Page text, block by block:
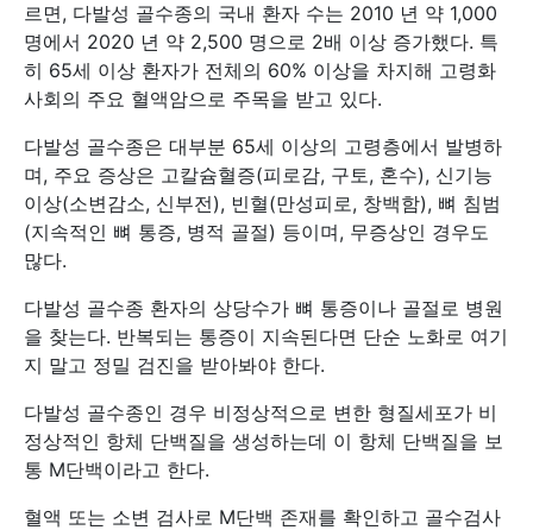
르면, 다발성 골수종의 국내 환자 수는 2010 년 약 1,000
명에서 2020 년 약 2,500 명으로 2배 이상 증가했다. 특
히 65세 이상 환자가 전체의 60% 이상을 차지해 고령화
사회의 주요 혈액암으로 주목을 받고 있다.
다발성 골수종은 대부분 65세 이상의 고령층에서 발병하
며, 주요 증상은 고칼슘혈증(피로감, 구토, 혼수), 신기능
이상(소변감소, 신부전), 빈혈(만성피로, 창백함), 뼈 침범
(지속적인 뼈 통증, 병적 골절) 등이며, 무증상인 경우도
많다.
다발성 골수종 환자의 상당수가 뼈 통증이나 골절로 병원
을 찾는다. 반복되는 통증이 지속된다면 단순 노화로 여기
지 말고 정밀 검진을 받아봐야 한다.
다발성 골수종인 경우 비정상적으로 변한 형질세포가 비
정상적인 항체 단백질을 생성하는데 이 항체 단백질을 보
통 M단백이라고 한다.
혈액 또는 소변 검사로 M단백 존재를 확인하고 골수검사